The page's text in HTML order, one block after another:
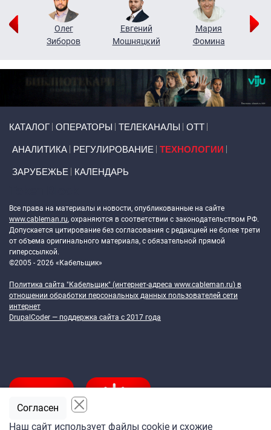
Олег
Зиборов
Евгений
Мошняцкий
Мария
Фомина
КАТАЛОГ ОПЕРАТОРЫ ТЕЛЕКАНАЛЫ ОТТ
АНАЛИТИКА РЕГУЛИРОВАНИЕ ТЕХНОЛОГИИ
ЗАРУБЕЖЬЕ КАЛЕНДАРЬ
Все права на материалы и новости, опубликованные на сайте
www.cableman.ru, охраняются в соответствии с законодательством РФ.
Допускается цитирование без согласования с редакцией не более трети
от объема оригинального материала, с обязательной прямой
гиперссылкой.
©2005 - 2026 «Кабельщик»
Политика сайта "Кабельщик" (интернет-адреса www.cableman.ru) в
отношении обработки персональных данных пользователей сети
интернет
DrupalCoder — поддержка сайта c 2017 года
Наш сайт использует файлы cookie и схожие
Согласен